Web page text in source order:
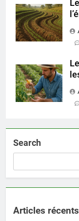
Search
Articles récents